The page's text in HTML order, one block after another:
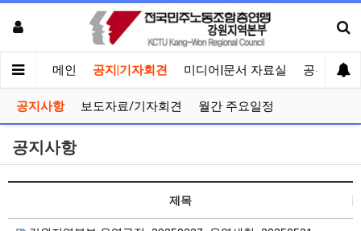
메인 공지|기자회견 미디어|문서 자료실 공유게시
공지사항 보도자료/기자회견 월간 주요일정
공지사항
제목